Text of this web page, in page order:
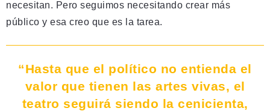
necesitan. Pero seguimos necesitando crear más
público y esa creo que es la tarea.
“Hasta que el político no entienda el
valor que tienen las artes vivas, el
teatro seguirá siendo la cenicienta,